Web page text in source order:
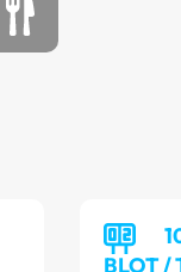
BLOT /